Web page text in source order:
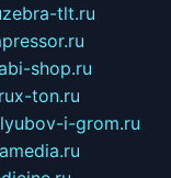
zebra-tlt.ru
shop.ru
x-ton.ru
i-grom.ru